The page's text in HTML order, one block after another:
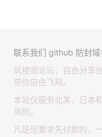
联系我们 github 防封域
凤楼阁论坛，自由分享
带你自由飞翔。
本站仅服务北美，日本
风险。
凡是现要求先付款的，